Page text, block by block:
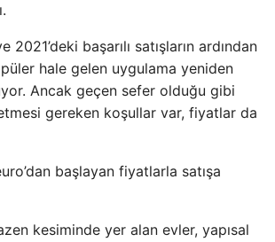
2021’deki başarılı satışların ardından
hale gelen uygulama yeniden
Ancak geçen sefer olduğu gibi
gereken koşullar var, fiyatlar da
başlayan fiyatlarla satışa
kesiminde yer alan evler, yapısal